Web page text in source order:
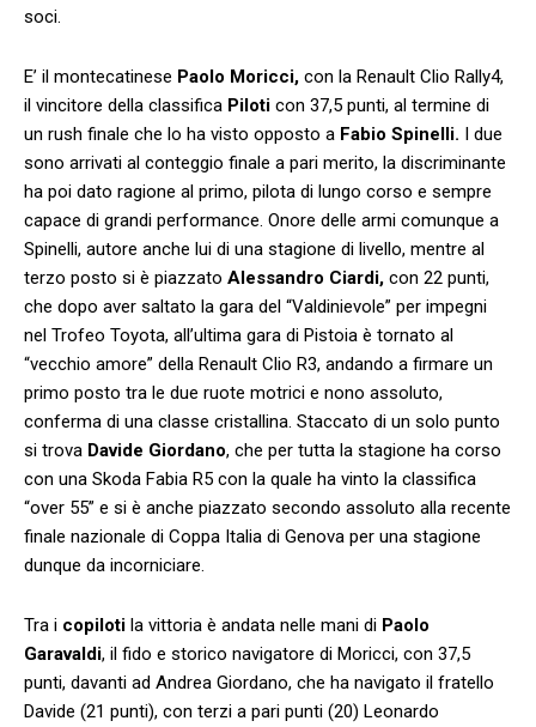
soci.
E’ il montecatinese Paolo Moricci, con la Renault Clio Rally4,
il vincitore della classifica Piloti con 37,5 punti, al termine di
un rush finale che lo ha visto opposto a Fabio Spinelli. I due
sono arrivati al conteggio finale a pari merito, la discriminante
ha poi dato ragione al primo, pilota di lungo corso e sempre
capace di grandi performance. Onore delle armi comunque a
Spinelli, autore anche lui di una stagione di livello, mentre al
terzo posto si è piazzato Alessandro Ciardi, con 22 punti,
che dopo aver saltato la gara del “Valdinievole” per impegni
nel Trofeo Toyota, all’ultima gara di Pistoia è tornato al
“vecchio amore” della Renault Clio R3, andando a firmare un
primo posto tra le due ruote motrici e nono assoluto,
conferma di una classe cristallina. Staccato di un solo punto
si trova Davide Giordano, che per tutta la stagione ha corso
con una Skoda Fabia R5 con la quale ha vinto la classifica
“over 55” e si è anche piazzato secondo assoluto alla recente
finale nazionale di Coppa Italia di Genova per una stagione
dunque da incorniciare.
Tra i copiloti la vittoria è andata nelle mani di Paolo
Garavaldi, il fido e storico navigatore di Moricci, con 37,5
punti, davanti ad Andrea Giordano, che ha navigato il fratello
Davide (21 punti), con terzi a pari punti (20) Leonardo